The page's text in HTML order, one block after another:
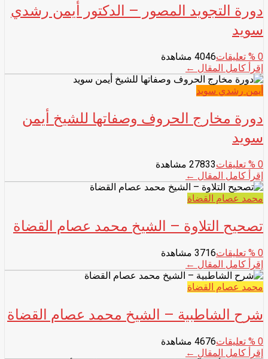
دورة التجويد المصور – الدكتور أيمن رشدي
سويد
0 % تعليقات4046 مشاهدة
إقرأ كامل المقال ←
أيمن رشدي سويد
دورة مخارج الحروف وصفاتها للشيخ أيمن
سويد
0 % تعليقات27833 مشاهدة
إقرأ كامل المقال ←
محمد عصام القضاة
تصحيح التلاوة – الشيخ محمد عصام القضاة
0 % تعليقات3716 مشاهدة
إقرأ كامل المقال ←
محمد عصام القضاة
شرح الشاطبية – الشيخ محمد عصام القضاة
0 % تعليقات4676 مشاهدة
إقرأ كامل المقال ←